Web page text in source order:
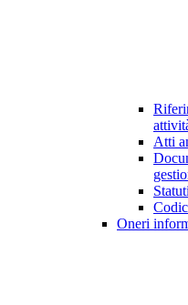
Atti
Oneri